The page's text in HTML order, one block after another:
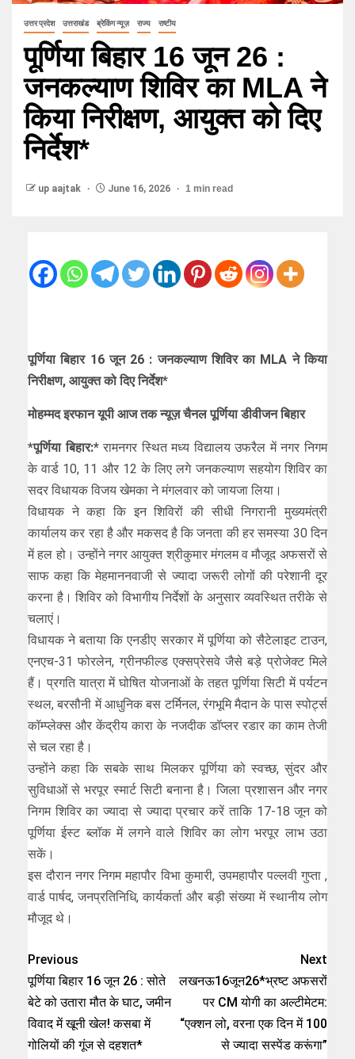
उत्तर प्रदेश उत्तराखंड ब्रेकिंग न्यूज़ राज्य राष्टीय
पूर्णिया बिहार 16 जून 26 :
जनकल्याण शिविर का MLA ने
किया निरीक्षण, आयुक्त को दिए
निर्देश*
up aajtak June 16, 2026 1 min read
पूर्णिया बिहार 16 जून 26 : जनकल्याण शिविर का MLA ने किया
निरीक्षण, आयुक्त को दिए निर्देश*
मोहम्मद इरफान यूपी आज तक न्यूज़ चैनल पूर्णिया डीवीजन बिहार
*पूर्णिया बिहार:*रामनगर स्थित मध्य विद्यालय उफरैल में नगर निगम
के वार्ड 10, 11 और 12 के लिए लगे जनकल्याण सहयोग शिविर का
सदर विधायक विजय खेमका ने मंगलवार को जायजा लिया।
विधायक ने कहा कि इन शिविरों की सीधी निगरानी मुख्यमंत्री
कार्यालय कर रहा है और मकसद है कि जनता की हर समस्या 30 दिन
में हल हो। उन्होंने नगर आयुक्त श्रीकुमार मंगलम व मौजूद अफसरों से
साफ कहा कि मेहमाननवाजी से ज्यादा जरूरी लोगों की परेशानी दूर
करना है। शिविर को विभागीय निर्देशों के अनुसार व्यवस्थित तरीके से
चलाएं।
विधायक ने बताया कि एनडीए सरकार में पूर्णिया को सैटेलाइट टाउन,
एनएच-31 फोरलेन, ग्रीनफील्ड एक्सप्रेसवे जैसे बड़े प्रोजेक्ट मिले
हैं। प्रगति यात्रा में घोषित योजनाओं के तहत पूर्णिया सिटी में पर्यटन
स्थल, बरसौनी में आधुनिक बस टर्मिनल, रंगभूमि मैदान के पास स्पोर्ट्स
कॉम्प्लेक्स और केंद्रीय कारा के नजदीक डॉप्लर रडार का काम तेजी
से चल रहा है।
उन्होंने कहा कि सबके साथ मिलकर पूर्णिया को स्वच्छ, सुंदर और
सुविधाओं से भरपूर स्मार्ट सिटी बनाना है। जिला प्रशासन और नगर
निगम शिविर का ज्यादा से ज्यादा प्रचार करें ताकि 17-18 जून को
पूर्णिया ईस्ट ब्लॉक में लगने वाले शिविर का लोग भरपूर लाभ उठा
सकें।
इस दौरान नगर निगम महापौर विभा कुमारी, उपमहापौर पल्लवी गुप्ता ,
वार्ड पार्षद, जनप्रतिनिधि, कार्यकर्ता और बड़ी संख्या में स्थानीय लोग
मौजूद थे।
Previous
पूर्णिया बिहार 16 जून 26 : सोते
बेटे को उतारा मौत के घाट, जमीन
विवाद में खूनी खेल! कसबा में
गोलियों की गूंज से दहशत*
Next
लखनऊ16जून26*भ्रष्ट अफसरों
पर CM योगी का अल्टीमेटम:
“एक्शन लो, वरना एक दिन में 100
से ज्यादा सस्पेंड करूंगा”